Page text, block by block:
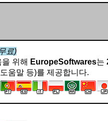
료)
위해 EuropeSoftwares는
움말 등)를 제공합니다.